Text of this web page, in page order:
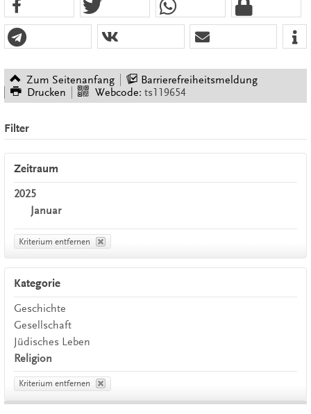
Zum Seitenanfang
Barrierefreiheitsmeldung
Drucken
Webcode: ts119654
Filter
Zeitraum
2025
Januar
Kriterium entfernen
Kategorie
Geschichte
Gesellschaft
Jüdisches Leben
Religion
Kriterium entfernen